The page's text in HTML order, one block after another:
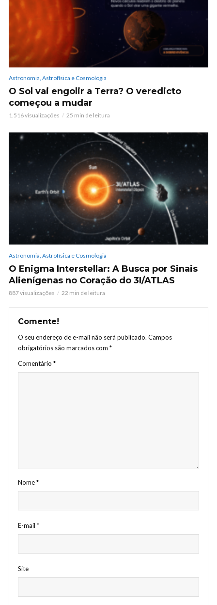
Astronomia, Astrofísica e Cosmologia
O Sol vai engolir a Terra? O veredicto
começou a mudar
1.516 visualizações 25 min de leitura
Astronomia, Astrofísica e Cosmologia
O Enigma Interstellar: A Busca por Sinais
Alienígenas no Coração do 3I/ATLAS
887 visualizações 22 min de leitura
Comente!
O seu endereço de e-mail não será publicado. Campos
obrigatórios são marcados com *
Comentário *
Nome*
E-mail *
Site